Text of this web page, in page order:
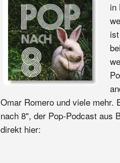
in
Omar Romero und viele mehr.
nach 8", der Pop-Podcast aus
direkt hier: